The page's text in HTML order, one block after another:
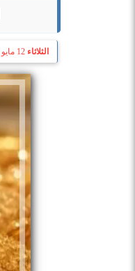
الثلاثاء 12 مايو 2026